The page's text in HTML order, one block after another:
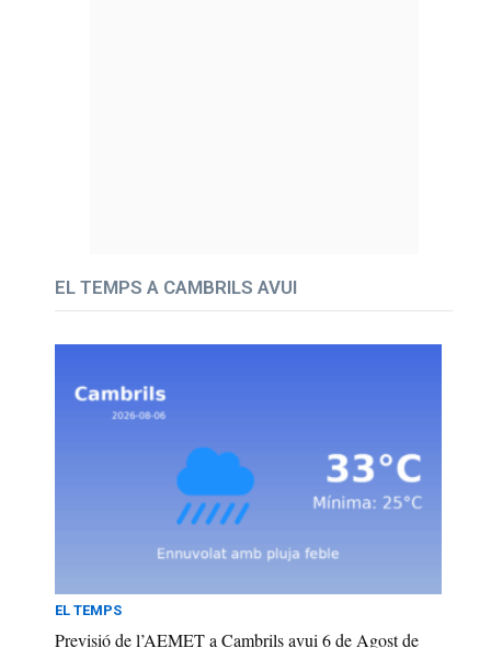
EL TEMPS A CAMBRILS AVUI
EL TEMPS
Previsió de l’AEMET a Cambrils avui 6 de Agost de